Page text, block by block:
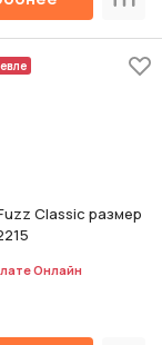
Classic размер
Онлайн